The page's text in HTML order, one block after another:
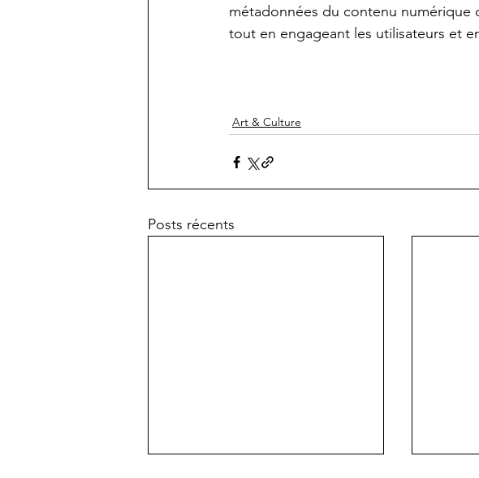
métadonnées du contenu numérique
tout en engageant les utilisateurs et
Art & Culture
Posts récents